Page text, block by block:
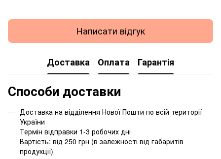
Написати відгук
Доставка Оплата Гарантія
Способи доставки
Доставка на відділення Нової Пошти по всій території
України
Термін відправки 1-3 робочих дні
Вартість: від 250 грн (в залежності від габаритів
продукції)